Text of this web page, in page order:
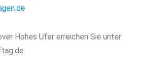
Hohes Ufer erreichen Sie unter